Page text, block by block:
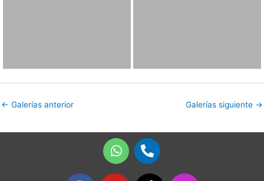
← Galerías anterior Galerías siguiente →
W
h
a
P
h
o